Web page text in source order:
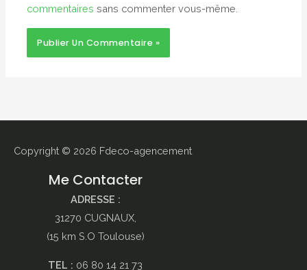
commentaires sans commenter vous-même.
Copyright © 2026 Fdeco-agencement
Me Contacter
ADRESSE :
31270 CUGNAUX,
(15 km S.O Toulouse)
TEL : 06 80 14 21 73